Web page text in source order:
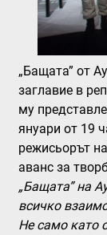
„Бащата” от
заглавие в
му
януари от 19
режисьорът
аванс за
„Бащата” на
всичко
Не само като